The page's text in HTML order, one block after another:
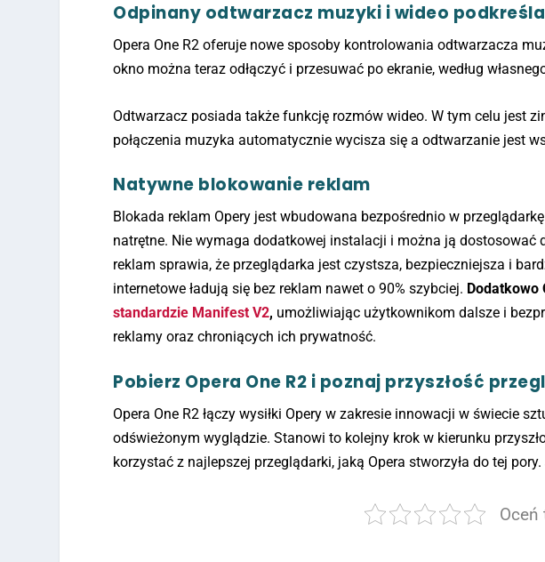
Odpinany odtwarzacz muzyki i wideo
Opera One R2 oferuje nowe sposoby kontrolowania odtwarzacza
okno można teraz odłączyć i przesuwać po ekranie, według
Odtwarzacz posiada także funkcję rozmów wideo. W tym celu jest
połączenia muzyka automatycznie wycisza się a odtwarzanie jest
Natywne blokowanie reklam
Blokada reklam Opery jest wbudowana bezpośrednio w
natrętne. Nie wymaga dodatkowej instalacji i można ją
reklam sprawia, że ​​przeglądarka jest czystsza, bezpieczniejsza i
internetowe ładują się bez reklam nawet o 90% szybciej. Dodatkowo
standardzie Manifest V2, umożliwiając użytkownikom dalsze i
reklamy oraz chroniących ich prywatność.
Pobierz Opera One R2 i poznaj przyszłość
Opera One R2 łączy wysiłki Opery w zakresie innowacji w świecie
odświeżonym wyglądzie. Stanowi to kolejny krok w kierunku
korzystać z najlepszej przeglądarki, jaką Opera stworzyła do tej
Oceń